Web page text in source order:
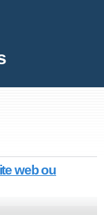
web ou